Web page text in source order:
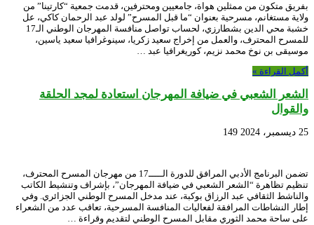
بفريق متكون من ممثلين هواة، جامعيين ومحترفين، قدمت جمعية “كارتينا” من
ولاية مستغانم، مسرحية بعنوان “ما قبل المسرح” لولد عبد الرحمان كاكي، عل
خشبة محي الدين بشطارزي، لحساب تواصل منافسة المهرجان الوطني الـ17
للمسرح المحترف، والعمل من إخراج سعيد زكريا، سينوغرافيا سعيد ياسين،
موسيقى بن نوخ محمد نزيم، كوريغرافيا عبد …
أكمل القراءة »
الشعر الشعبي في ضيافة المهرجان استعادة لمجد الحلقة
والقوال
25 ديسمبر، 2024 149
تضمن البرنامج الأدبي المرافق للدورة الـــــ17 من مهرجان المسرح المحترف،
تنظيم تظاهرة “الشعر الشعبي في ضيافة المهرجان”، بإشراف وتنشيط الكاتب
والناشط الثقافي عبد الرزاق بوكبة، عند مدخل المسرح الوطني الجزائري. وفي
إطار النشاطات المرافقة لفعاليات المنافسة المسرحية، تعاقب عدد من الشعراء
على ساحة محمد الثوري مقابل المسرح الوطني لتقديم وقراءة …